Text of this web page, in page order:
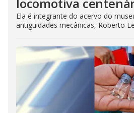
Ela é integrante do acervo do
antiguidades mecânicas, Roberto